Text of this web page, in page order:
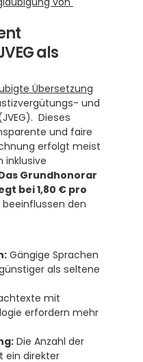
als
Übersetzung
und
Dieses
und faire
erfolgt meist
inklusive
Grundhonorar
bei 1,80 € pro
beeinflussen den
Gängige Sprachen
als seltene
mit
erfordern mehr
Die Anzahl der
ein direkter